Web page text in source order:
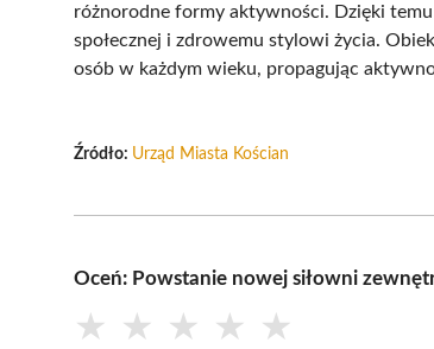
różnorodne formy aktywności. Dzięki
społecznej i zdrowemu stylowi życia.
osób w każdym wieku, propagując
Źródło: Urząd Miasta Kościan
Oceń: Powstanie nowej siłowni
★ ★ ★ ★ ★